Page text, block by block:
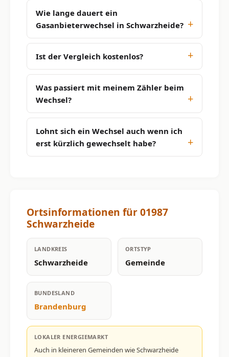
Wie lange dauert ein
Gasanbieterwechsel in Schwarzheide?
Ist der Vergleich kostenlos?
Was passiert mit meinem Zähler beim
Wechsel?
Lohnt sich ein Wechsel auch wenn ich
erst kürzlich gewechselt habe?
Ortsinformationen für 01987
Schwarzheide
LANDKREIS
Schwarzheide
ORTSTYP
Gemeinde
BUNDESLAND
Brandenburg
LOKALER ENERGIEMARKT
Auch in kleineren Gemeinden wie Schwarzheide